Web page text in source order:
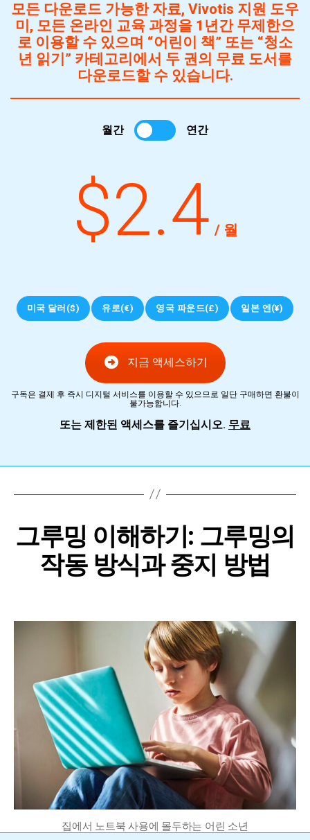
모든 다운로드 가능한 자료, Vivotis 지원 도우
미, 모든 온라인 교육 과정을 1년간 무제한으
로 이용할 수 있으며 “어린이 책” 또는 “청소
년 읽기” 카테고리에서 두 권의 무료 도서를
다운로드할 수 있습니다.
월간 연간
$2.4 / 월
미국 달러($) 유로(€) 영국 파운드(£) 일본 엔(¥)
지금 액세스하기
구독은 결제 후 즉시 디지털 서비스를 이용할 수 있으므로 일단 구매하면 환불이
불가능합니다.
또는 제한된 액세스를 즐기십시오. 무료
그루밍 이해하기: 그루밍의
작동 방식과 중지 방법
집에서 노트북 사용에 몰두하는 어린 소년